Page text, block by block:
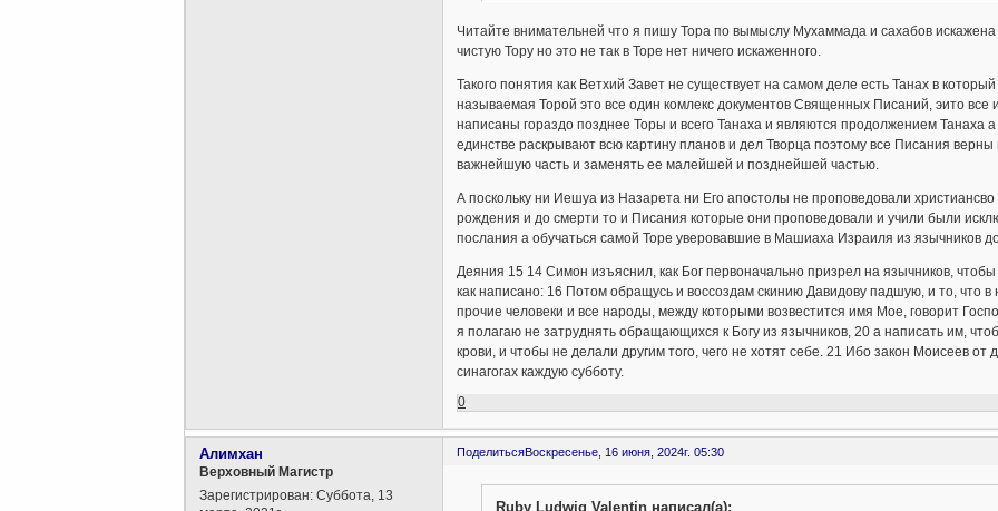
Читайте внимательней что я пишу Тора по вымыслу Мухаммада и сахабов
чистую Тору но это не так в Торе нет ничего искаженного.
Такого понятия как Ветхий Завет не существует на самом деле есть Танах в
называемая Торой это все один комлекс документов Священных Писаний, эито
написаны гораздо позднее Торы и всего Танаха и являются продолжением Танаха
единстве раскрывают всю картину планов и дел Творца поэтому все Писания
важнейшую часть и заменять ее малейшей и позднейшей частью.
А поскольку ни Иешуа из Назарета ни Его апостолы не проповедовали
рождения и до смерти то и Писания которые они проповедовали и учили были
послания а обучаться самой Торе уверовавшие в Машиаха Израиля из язычников
Деяния 15 14 Симон изъяснил, как Бог первоначально призрел на язычников,
как написано: 16 Потом обращусь и воссоздам скинию Давидову падшую, и то, что
прочие человеки и все народы, между которыми возвестится имя Мое, говорит
я полагаю не затруднять обращающихся к Богу из язычников, 20 а написать им,
крови, и чтобы не делали другим того, чего не хотят себе. 21 Ибо закон Моисеев
синагогах каждую субботу.
0
ПоделитьсяВоскресенье, 16 июня, 2024г. 05:30
Алимхан
Верховный Магистр
Зарегистрирован: Суббота, 13
Ruby Ludwig Valentin написал(а):